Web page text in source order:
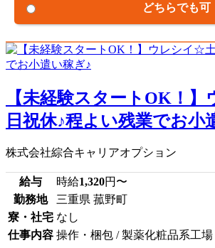
どちらでも可
【未経験スタートOK！
日祝休♪程よい残業でお小
株式会社綜合キャリアオプション
給与 時給1,320円〜
勤務地
三重県 菰野町
寮・社宅 なし
仕事内容 操作・梱包 / 製薬化粧品系工場